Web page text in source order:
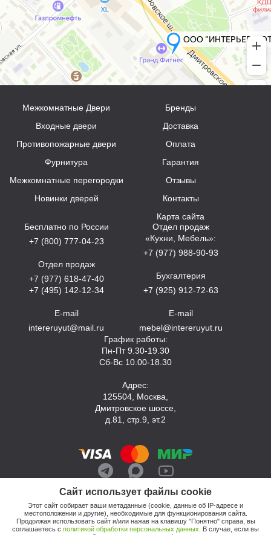
Сайт использует файлы cookie
Этот сайт собирает ваши метаданные (cookie, данные об IP-адресе и
местоположении и другие), необходимые для функционирования сайта.
Продолжая использовать сайт и/или нажав на клавишу "Понятно" справа, вы
соглашаетесь с политикой обработки персональных данных . В случае, если вы
Межкомнатные Двери
Входные двери
Противопожарные двери
Фурнитура
Межкомнатные перегородки
Новинки дверей
Бренды
Доставка
Оплата
Гарантия
Отзывы
Контакты
Карта сайта
Бесплатно по России
+7 (800) 777-04-23
Отдел продаж
+7 (977) 618-47-40
+7 (495) 142-12-34
E-mail
intereruyut@mail.ru
Отдел продаж
«Кухни, Мебель»:
+7 (977) 988-90-93
Бухгалтерия
+7 (925) 912-72-63
E-mail
mebel@intereruyut.ru
График работы:
Пн-Пт 9.30-19.30
Сб-Вс 10.00-18.30
Адрес:
125504, Москва,
Дмитровское шоссе,
д.81, стр.9, эт.2